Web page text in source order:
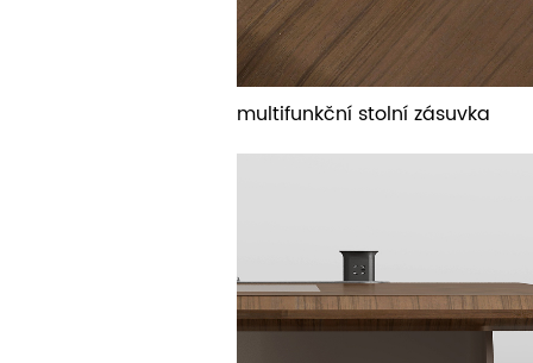
multifunkční stolní zásuvka